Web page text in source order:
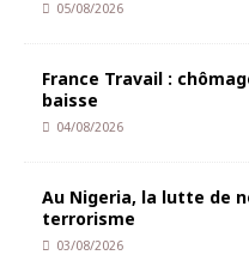
05/08/2026
France Travail :
baisse
04/08/2026
Au Nigeria, la lutte de
terrorisme
03/08/2026